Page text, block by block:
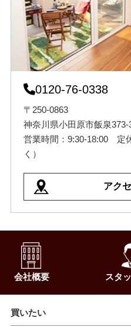
0120-76-0338
〒250-0863
神奈川県小田原市飯泉373-
営業時間：9:30-18:00 定
く）
アク
会社概要 スタ
買いたい